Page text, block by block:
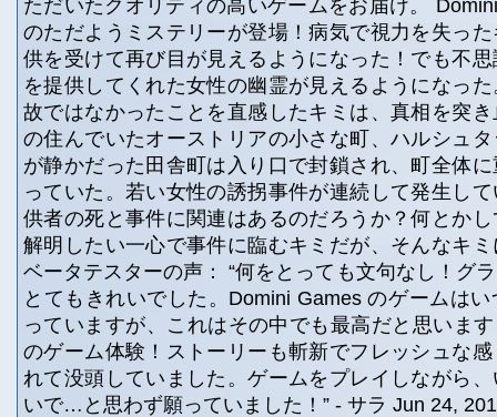
ただいたクオリティの高いゲームをお届け。
のただようミステリーが登場！病気で視力を失っ
供を受けて再び目が見えるようになった！でも不
を提供してくれた女性の幽霊が見えるようになっ
故ではなかったことを直感したキミは、真相を突
の住んでいたオーストリアの小さな町、ハルシュ
が静かだった田舎町は入り口で封鎖され、町全体
っていた。若い女性の誘拐事件が連続して発生し
供者の死と事件に関連はあるのだろうか？何とか
解明したい一心で事件に臨むキミだが、そんなキ
ベータテスターの声： “何をとっても文句なし！グ
とてもきれいでした。Domini Games のゲームは
っていますが、これはその中でも最高だと思います
のゲーム体験！ストーリーも斬新でフレッシュな
れて没頭していました。ゲームをプレイしながら
いで…と思わず願っていました！” - サラ Jun 24,